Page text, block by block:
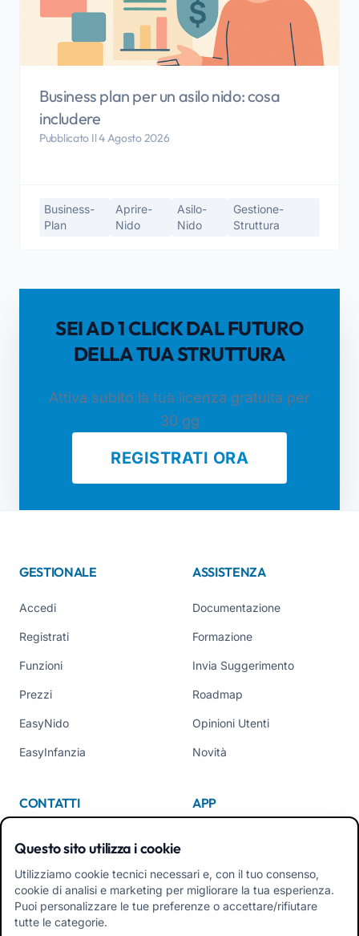
Business plan per un asilo nido: cosa
includere
Pubblicato Il 4 Agosto 2026
Business-
Plan
Aprire-
Nido
Asilo-
Nido
Gestione-
Struttura
SEI AD 1 CLICK DAL FUTURO
DELLA TUA STRUTTURA
Attiva subito la tua licenza gratuita per
30 gg
REGISTRATI ORA
GESTIONALE
Accedi
Registrati
Funzioni
Prezzi
EasyNido
EasyInfanzia
ASSISTENZA
Documentazione
Formazione
Invia Suggerimento
Roadmap
Opinioni Utenti
Novità
CONTATTI
Contattaci
Tel +39 02 84152514
APP
Questo sito utilizza i cookie
Utilizziamo cookie tecnici necessari e, con il tuo consenso,
cookie di analisi e marketing per migliorare la tua esperienza.
Puoi personalizzare le tue preferenze o accettare/rifiutare
tutte le categorie.